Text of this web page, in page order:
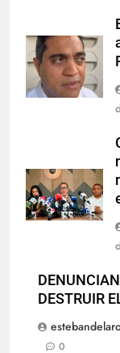
DESTRUIR
0